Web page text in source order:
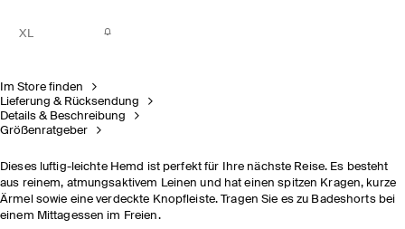
XL
Im Store finden
Lieferung & Rücksendung
Details & Beschreibung
Größenratgeber
Dieses luftig-leichte Hemd ist perfekt für Ihre nächste Reise. Es besteht
aus reinem, atmungsaktivem Leinen und hat einen spitzen Kragen, kurze
Ärmel sowie eine verdeckte Knopfleiste. Tragen Sie es zu Badeshorts bei
einem Mittagessen im Freien.